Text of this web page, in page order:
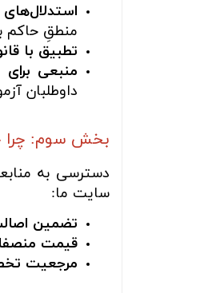
منطقِ حاکم
تطبیق با
منبعی
داوطلبان
بخش سوم: چرا
دسترسی به
سایت ما:
تضمین
قیمت
مرجعیت